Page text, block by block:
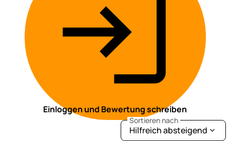
Einloggen und Bewertung schreiben
Sortieren nach
Hilfreich absteigend